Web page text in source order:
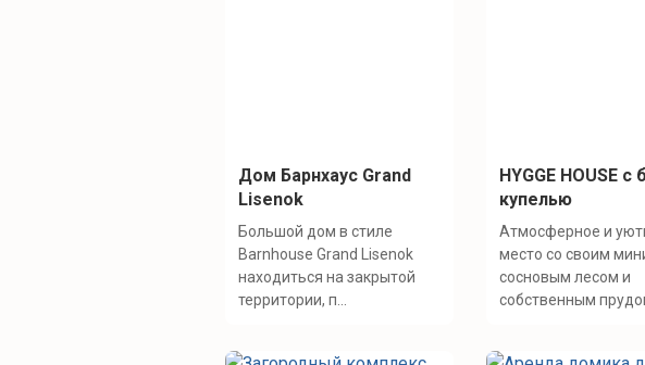
Дом Барнхаус Grand
Lisenok
Большой дом в стиле
Barnhouse Grand Lisenok
находиться на закрытой
территории, п...
HYGGE HOUSE с
купелью
Атмосферное и
место со своим
сосновым лесом и
собственным